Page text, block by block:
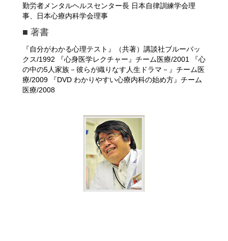
勤労者メンタルヘルスセンター長 日本自律訓練学会理
事、日本心療内科学会理事
■ 著書
『自分がわかる心理テスト』（共著）講談社ブルーバッ
クス/1992 『心身医学レクチャー』チーム医療/2001 『心
の中の5人家族－彼らが織りなす人生ドラマ－』チーム医
療/2009 『DVD わかりやすい心療内科の始め方』チーム
医療/2008